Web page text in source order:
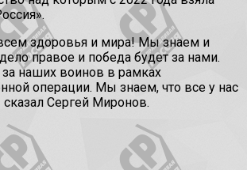
здоровья и мира! Мы знаем и
правое и победа будет за нами.
наших воинов в рамках
операции. Мы знаем, что все у нас
Сергей Миронов.